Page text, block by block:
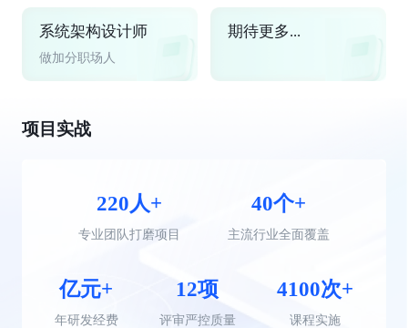
系统架构设计师
做加分职场人
期待更多...
项目实战
220人+
专业团队打磨项目
40个+
主流行业全面覆盖
亿元+
年研发经费
12项
评审严控质量
4100次+
课程实施